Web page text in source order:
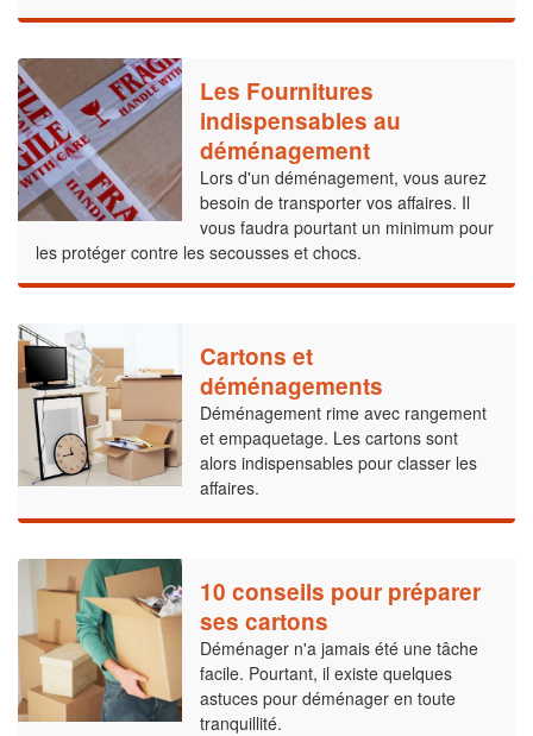
Les Fournitures
indispensables au
déménagement
Lors d'un déménagement, vous aurez
besoin de transporter vos affaires. Il
vous faudra pourtant un minimum pour
les protéger contre les secousses et chocs.
Cartons et
déménagements
Déménagement rime avec rangement
et empaquetage. Les cartons sont
alors indispensables pour classer les
affaires.
10 conseils pour préparer
ses cartons
Déménager n'a jamais été une tâche
facile. Pourtant, il existe quelques
astuces pour déménager en toute
tranquillité.